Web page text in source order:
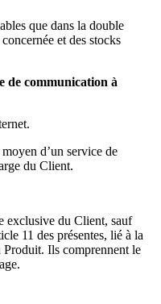
que dans la double
et des stocks
de communication à
d’un service de
du Client.
exclusive du Client, sauf
11 des présentes, lié à la
Ils comprennent le